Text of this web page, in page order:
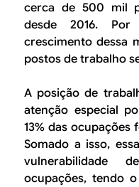
cerca de 500 mil
desde 2016.
crescimento dessa
postos de trabalho
A posição de
atenção especial
13% das ocupações
Somado a isso,
vulnerabilidade
ocupações, tendo